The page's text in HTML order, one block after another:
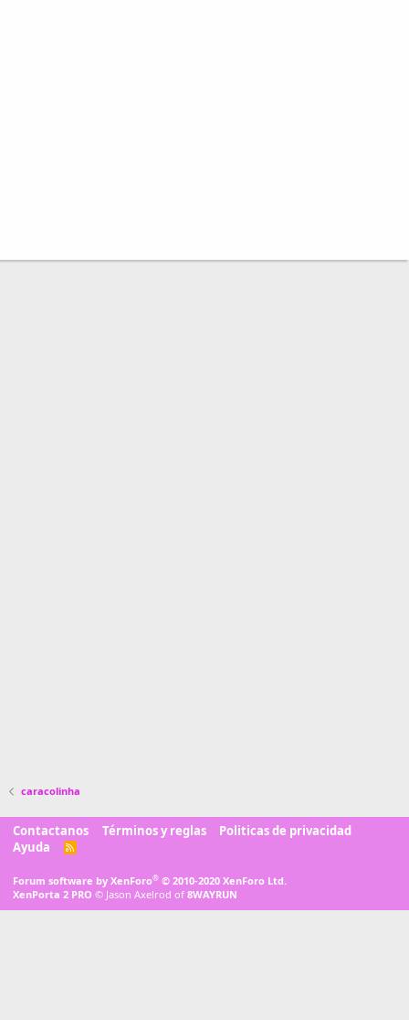
caracolinha
Contactanos Términos y reglas
Politicas de privacidad
Ayuda
R
Forum software by XenForo® © 2010-2020 XenForo Ltd.
XenPorta 2 PRO © Jason Axelrod of 8WAYRUN